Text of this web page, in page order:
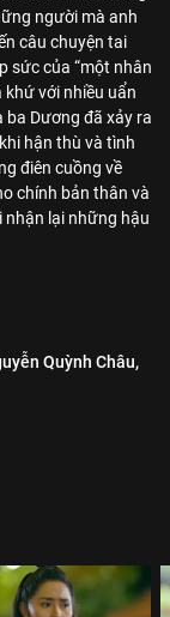
người mà anh
câu chuyện tai
sức của “một nhân
khứ với nhiều uẩn
ba Dương đã xảy ra
hận thù và tình
điên cuồng về
chính bản thân và
nhận lại những hậu
Quỳnh Châu,